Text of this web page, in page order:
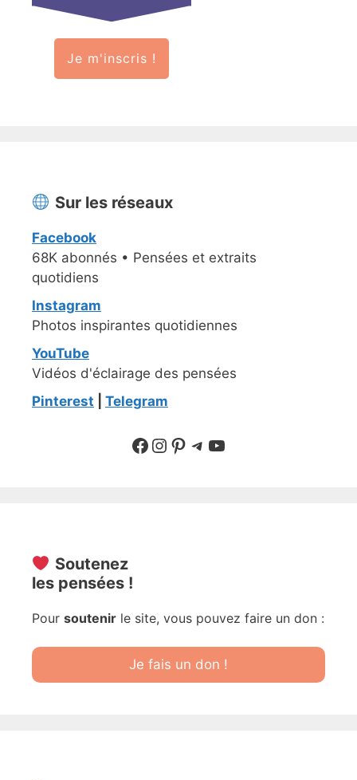
Je m'inscris !
Sur les réseaux
Facebook
68K abonnés • Pensées et extraits
quotidiens
Instagram
Photos inspirantes quotidiennes
YouTube
Vidéos d'éclairage des pensées
Pinterest
Telegram
Suivre sur Facebook
Suivre sur Instagram
Pinterest
Sur Telegram
YouTube
Soutenez
les pensées !
Pour soutenir le site, vous pouvez faire un don :
Je fais un don !